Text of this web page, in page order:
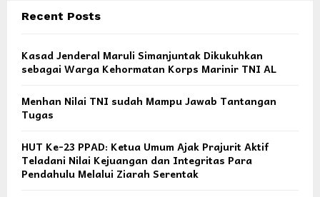
Recent Posts
Kasad Jenderal Maruli Simanjuntak Dikukuhkan
sebagai Warga Kehormatan Korps Marinir TNI AL
Menhan Nilai TNI sudah Mampu Jawab Tantangan
Tugas
HUT Ke-23 PPAD: Ketua Umum Ajak Prajurit Aktif
Teladani Nilai Kejuangan dan Integritas Para
Pendahulu Melalui Ziarah Serentak